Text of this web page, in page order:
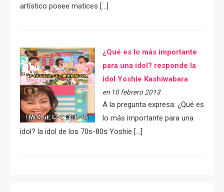
artístico posee matices […]
¿Qué es lo más importante
para una idol? responde la
idol Yoshie Kashiwabara
en 10 febrero 2013
A la pregunta expresa: ¿Qué es
lo más importante para una
idol? la idol de los 70s-80s Yoshie […]